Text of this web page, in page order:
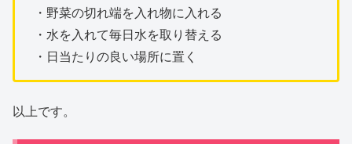
・野菜の切れ端を入れ物に入れる
・水を入れて毎日水を取り替える
・日当たりの良い場所に置く
以上です。